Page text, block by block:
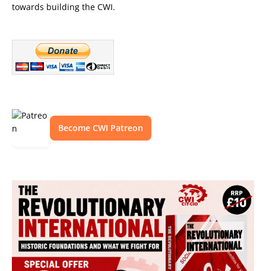
towards building the CWI.
Become CWI Patreon